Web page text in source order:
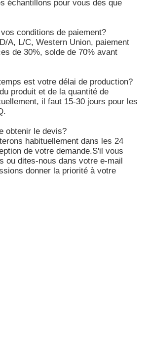
échantillons pour vous dès que
conditions de paiement?
A, L/C, Western Union, paiement
de 30%, solde de 70% avant
est votre délai de production?
produit et de la quantité de
il faut 15-30 jours pour les
obtenir le devis?
habituellement dans les 24
de votre demande.S'il vous
ou dites-nous dans votre e-mail
donner la priorité à votre